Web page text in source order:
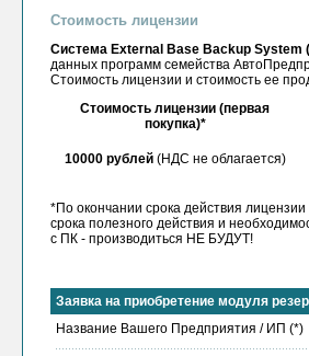
Стоимость лицензии
Система External Base Backup System
данных программ семейства
Стоимость лицензии и стоимость ее
Стоимость лицензии (первая
покупка)*
10000 рублей (НДС не облагается)
*По окончании срока действия лицензии
срока полезного действия и
с ПК - производиться НЕ БУДУТ!
Заявка на приобретение модуля
Название Вашего Предприятия / ИП (*)